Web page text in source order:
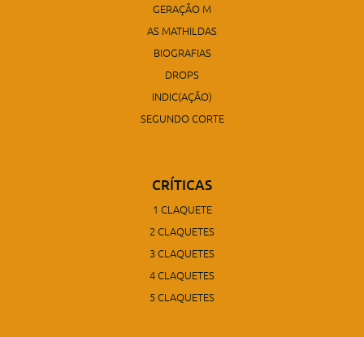
GERAÇÃO M
AS MATHILDAS
BIOGRAFIAS
DROPS
INDIC(AÇÃO)
SEGUNDO CORTE
CRÍTICAS
1 CLAQUETE
2 CLAQUETES
3 CLAQUETES
4 CLAQUETES
5 CLAQUETES